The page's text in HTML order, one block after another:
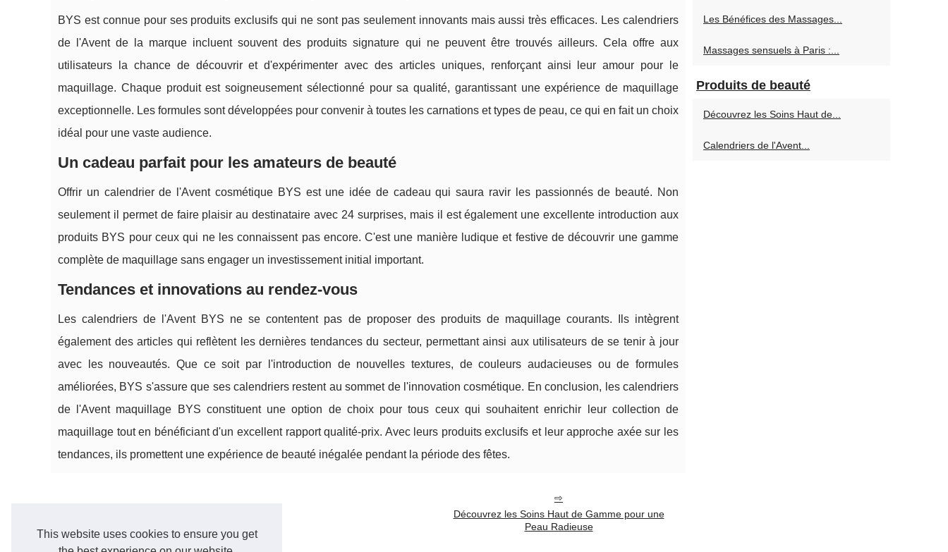
This website uses cookies to ensure you get
BYS est connue pour ses produits exclusifs qui ne sont pas seulement innovants mais aussi très efficaces. Les calendriers
de l'Avent de la marque incluent souvent des produits signature qui ne peuvent être trouvés ailleurs. Cela offre aux
utilisateurs la chance de découvrir et d'expérimenter avec des articles uniques, renforçant ainsi leur amour pour le
maquillage. Chaque produit est soigneusement sélectionné pour sa qualité, garantissant une expérience de maquillage
exceptionnelle. Les formules sont développées pour convenir à toutes les carnations et types de peau, ce qui en fait un choix
idéal pour une vaste audience.
Un cadeau parfait pour les amateurs de beauté
Offrir un calendrier de l'Avent cosmétique BYS est une idée de cadeau qui saura ravir les passionnés de beauté. Non
seulement il permet de faire plaisir au destinataire avec 24 surprises, mais il est également une excellente introduction aux
produits BYS pour ceux qui ne les connaissent pas encore. C'est une manière ludique et festive de découvrir une gamme
complète de maquillage sans engager un investissement initial important.
Tendances et innovations au rendez-vous
Les calendriers de l'Avent BYS ne se contentent pas de proposer des produits de maquillage courants. Ils intègrent
également des articles qui reflètent les dernières tendances du secteur, permettant ainsi aux utilisateurs de se tenir à jour
avec les nouveautés. Que ce soit par l'introduction de nouvelles textures, de couleurs audacieuses ou de formules
améliorées, BYS s'assure que ses calendriers restent au sommet de l'innovation cosmétique. En conclusion, les calendriers
de l'Avent maquillage BYS constituent une option de choix pour tous ceux qui souhaitent enrichir leur collection de
maquillage tout en bénéficiant d'un excellent rapport qualité-prix. Avec leurs produits exclusifs et leur approche axée sur les
tendances, ils promettent une expérience de beauté inégalée pendant la période des fêtes.
Découvrez les Soins Haut de Gamme pour une
Peau Radieuse
Les Bénéfices des Massages...
Massages sensuels à Paris :...
Produits de beauté
Découvrez les Soins Haut de...
Calendriers de l'Avent...